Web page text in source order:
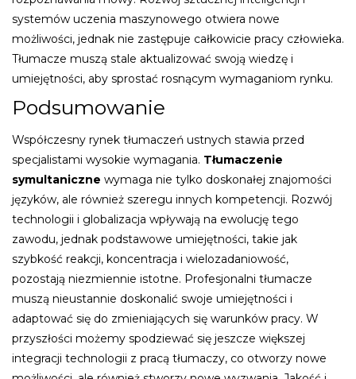
systemów uczenia maszynowego otwiera nowe
możliwości, jednak nie zastępuje całkowicie pracy człowieka.
Tłumacze muszą stale aktualizować swoją wiedzę i
umiejętności, aby sprostać rosnącym wymaganiom rynku.
Podsumowanie
Współczesny rynek tłumaczeń ustnych stawia przed
specjalistami wysokie wymagania. Tłumaczenie
symultaniczne wymaga nie tylko doskonałej znajomości
języków, ale również szeregu innych kompetencji. Rozwój
technologii i globalizacja wpływają na ewolucję tego
zawodu, jednak podstawowe umiejętności, takie jak
szybkość reakcji, koncentracja i wielozadaniowość,
pozostają niezmiennie istotne. Profesjonalni tłumacze
muszą nieustannie doskonalić swoje umiejętności i
adaptować się do zmieniających się warunków pracy. W
przyszłości możemy spodziewać się jeszcze większej
integracji technologii z pracą tłumaczy, co otworzy nowe